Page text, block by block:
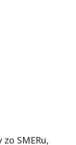
SMERu,